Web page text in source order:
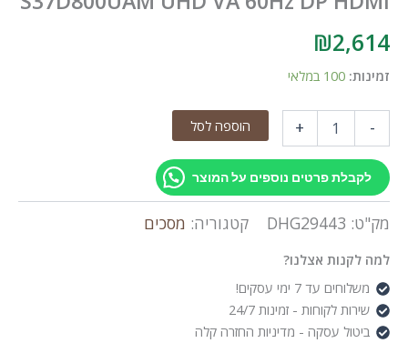
₪2,614
זמינות: 100 במלאי
-
36.5"
ViewFinity
S37D800UAM
VA
60Hz
DP
HDMI
+ הוספה לסל
לקבלת פרטים נוספים על המוצר
מק"ט: DHG29443 קטגוריה: מסכים
למה לקנות אצלנו?
משלוחים עד 7 ימי עסקים!
שירות לקוחות - זמינות 24/7
ביטול עסקה - מדיניות החזרה קלה